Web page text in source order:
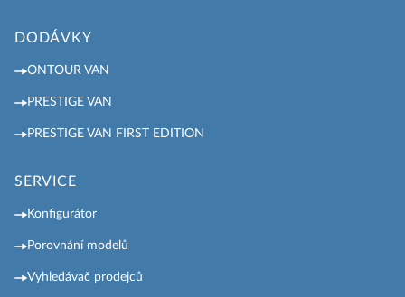
DODÁVKY
ONTOUR VAN
PRESTIGE VAN
PRESTIGE VAN FIRST EDITION
SERVICE
Konfigurátor
Porovnání modelů
Vyhledávač prodejců